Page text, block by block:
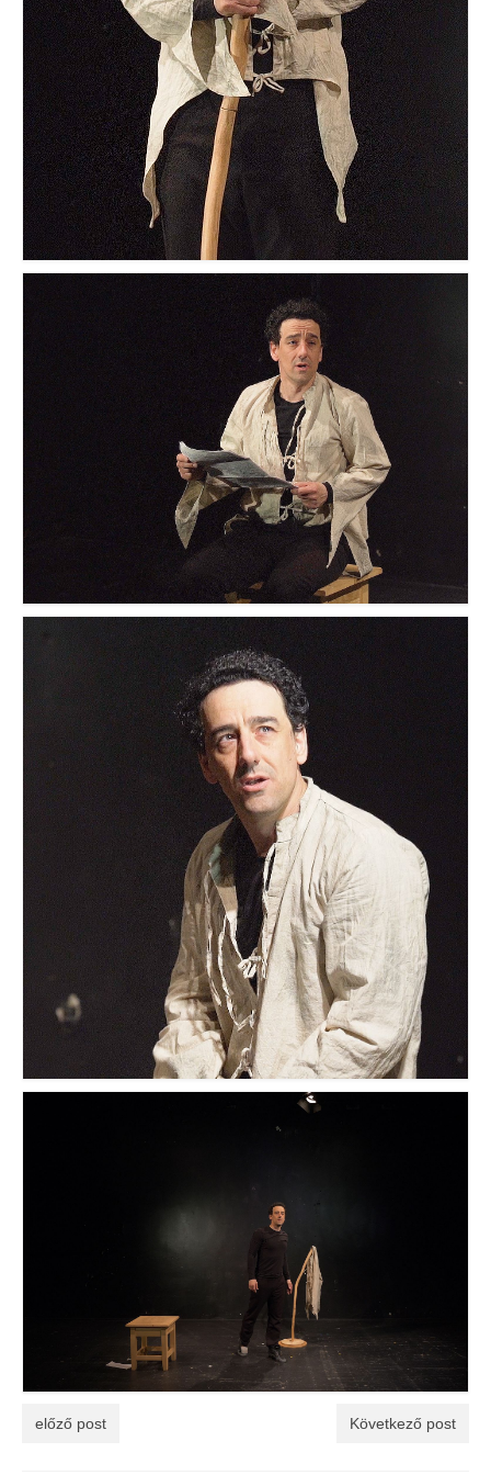
előző post Következő post